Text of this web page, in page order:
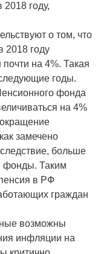
году,
о том, что
2018 году
на 4%. Такая
годы.
фонда
на 4%
замечено
больше
фонды. Таким
в РФ
граждан
возможны
инфляции на